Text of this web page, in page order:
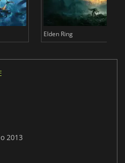
Elden Ring
2013